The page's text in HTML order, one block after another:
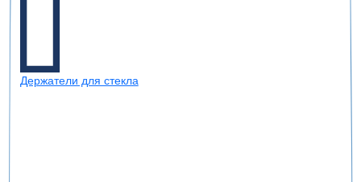
Держатели для стекла